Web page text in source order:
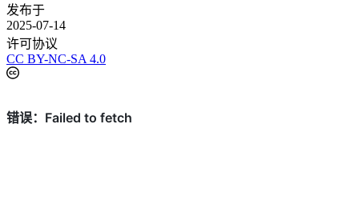
发布于
2025-07-14
许可协议
CC BY-NC-SA 4.0